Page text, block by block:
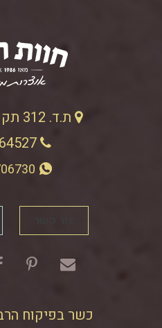
ת.ד. 312 תקוע 9090800
02-9964527
כשר בפיקוח